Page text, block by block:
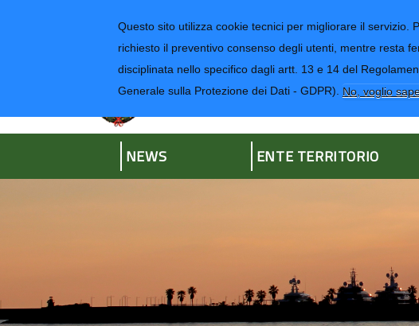
Questo sito utilizza cookie tecnici per migliorare il servizio.
richiesto il preventivo consenso degli utenti, mentre resta
disciplinata nello specifico dagli artt. 13 e 14 del
Generale sulla Protezione dei Dati - GDPR). No, voglio
Regione Liguria
Provincia di Imperia
NEWS ENTE TERRITORIO